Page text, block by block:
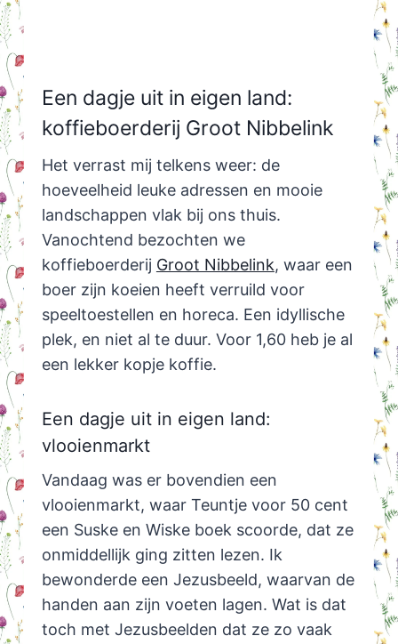
Een dagje uit in eigen land:
koffieboerderij Groot Nibbelink
Het verrast mij telkens weer: de
hoeveelheid leuke adressen en mooie
landschappen vlak bij ons thuis.
Vanochtend bezochten we
koffieboerderij Groot Nibbelink, waar een
boer zijn koeien heeft verruild voor
speeltoestellen en horeca. Een idyllische
plek, en niet al te duur. Voor 1,60 heb je al
een lekker kopje koffie.
Een dagje uit in eigen land:
vlooienmarkt
Vandaag was er bovendien een
vlooienmarkt, waar Teuntje voor 50 cent
een Suske en Wiske boek scoorde, dat ze
onmiddellijk ging zitten lezen. Ik
bewonderde een Jezusbeeld, waarvan de
handen aan zijn voeten lagen. Wat is dat
toch met Jezusbeelden dat ze zo vaak